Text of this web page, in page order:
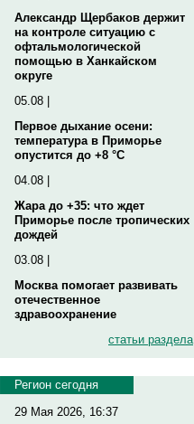
Александр Щербаков держит
на контроле ситуацию с
офтальмологической
помощью в Ханкайском
округе
05.08 |
Первое дыхание осени:
температура в Приморье
опустится до +8 °C
04.08 |
Жара до +35: что ждет
Приморье после тропических
дождей
03.08 |
Москва помогает развивать
отечественное
здравоохранение
статьи раздела
Регион сегодня
29 Мая 2026, 16:37